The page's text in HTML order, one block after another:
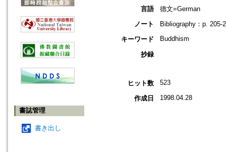
書誌管理
書き出し
言語
德文=German
ノート
Bibliography：p. 205-
キーワード
Buddhism
抄録
ヒット数 523
作成日 1998.04.28